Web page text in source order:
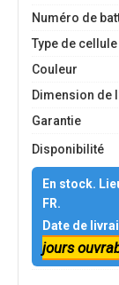
Numéro de
Type de cellule
Couleur
Dimension de
Garantie
Disponibilité
En stock.
FR.
Date de
jours